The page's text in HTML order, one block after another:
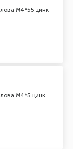
М4*55 цинк
М4*5 цинк